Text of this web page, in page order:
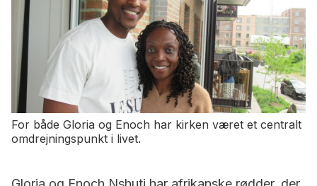
For både Gloria og Enoch har kirken været et centralt
omdrejningspunkt i livet.